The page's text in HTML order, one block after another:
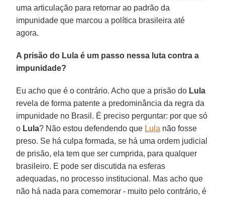
uma articulação para retornar ao padrão da
impunidade que marcou a política brasileira até
agora.
A prisão do Lula é um passo nessa luta contra a
impunidade?
Eu acho que é o contrário. Acho que a prisão do Lula
revela de forma patente a predominância da regra da
impunidade no Brasil. É preciso perguntar: por que só
o Lula? Não estou defendendo que Lula não fosse
preso. Se há culpa formada, se há uma ordem judicial
de prisão, ela tem que ser cumprida, para qualquer
brasileiro. E pode ser discutida na esferas
adequadas, no processo institucional. Mas acho que
não há nada para comemorar - muito pelo contrário, é